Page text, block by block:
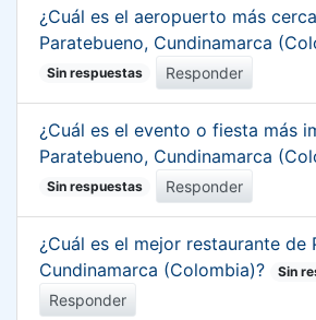
¿Cuál es el aeropuerto más
Paratebueno, Cundinamarca
Sin respuestas Responder
¿Cuál es el evento o fiesta más
Paratebueno, Cundinamarca
Sin respuestas Responder
¿Cuál es el mejor restaurante de
Cundinamarca (Colombia)?
Sin
Responder